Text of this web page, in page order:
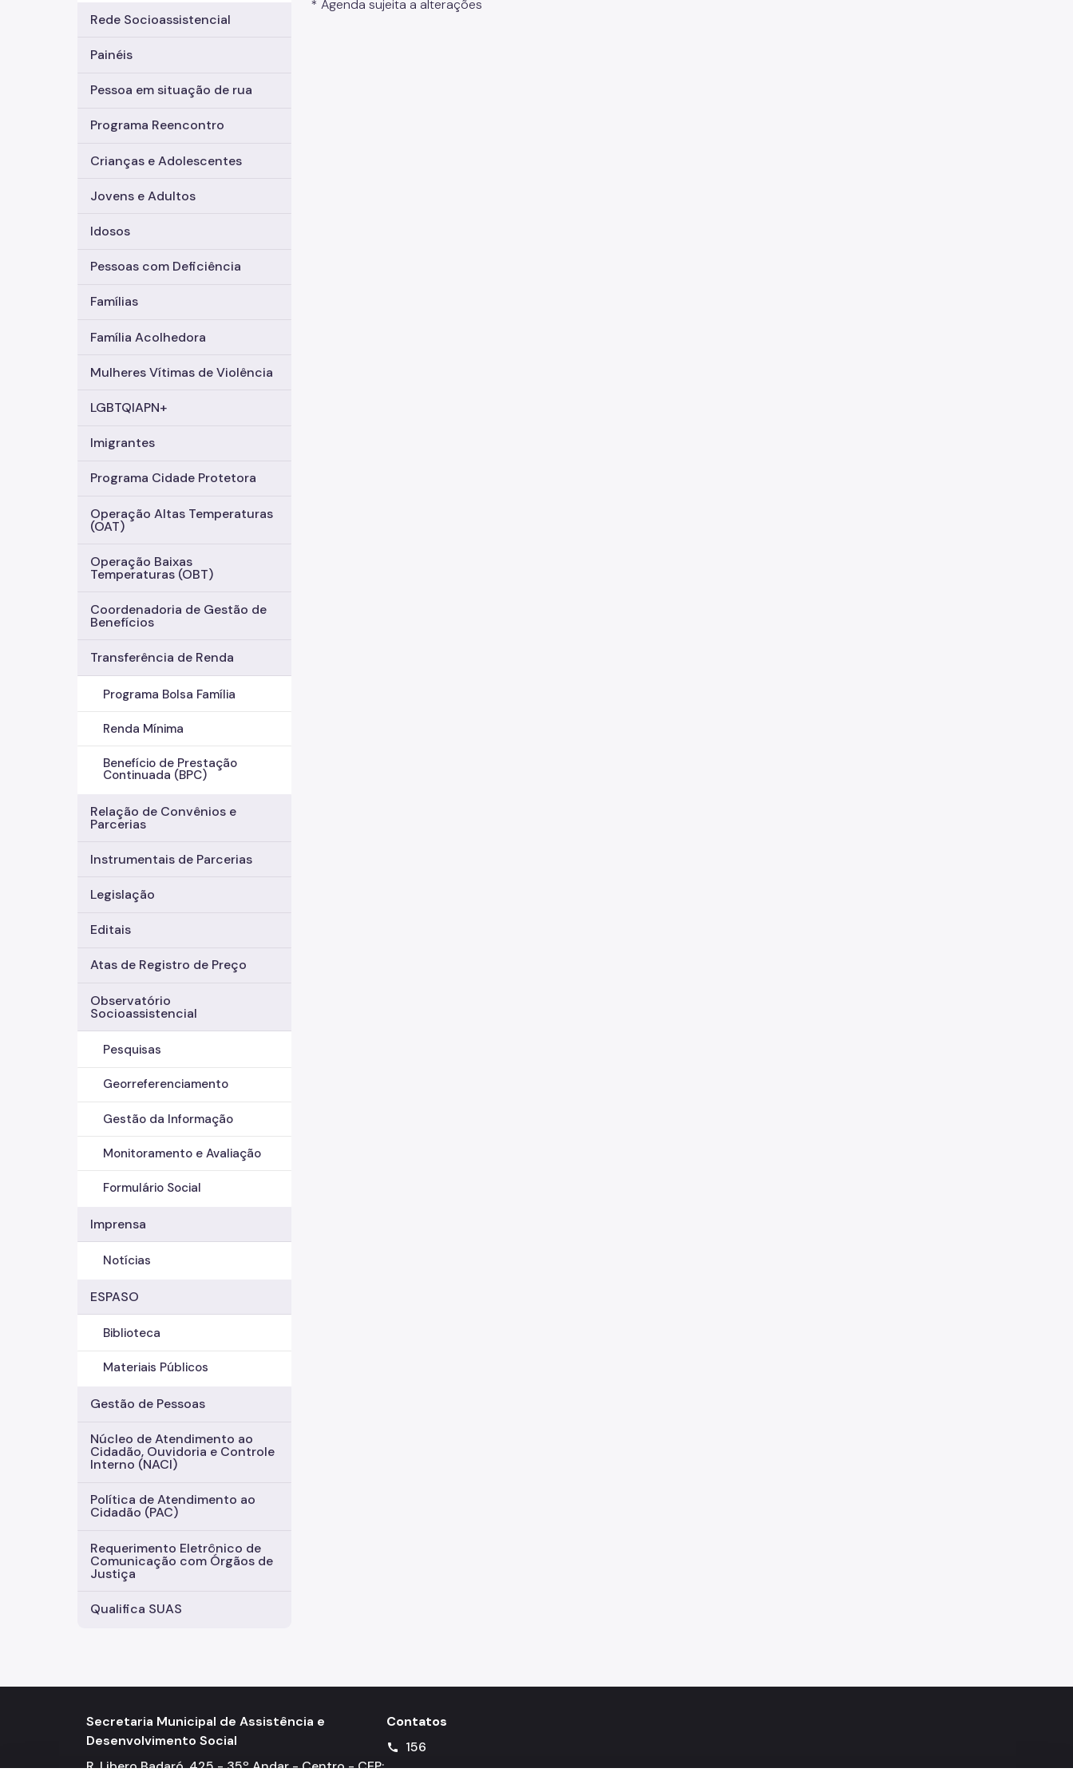
Rede Socioassistencial
Painéis
Pessoa em situação de rua
Programa Reencontro
Crianças e Adolescentes
Jovens e Adultos
Idosos
Pessoas com Deficiência
Famílias
Família Acolhedora
Mulheres Vítimas de Violência
LGBTQIAPN+
Imigrantes
Programa Cidade Protetora
Operação Altas Temperaturas
(OAT)
Operação Baixas
Temperaturas (OBT)
Coordenadoria de Gestão de
Benefícios
Transferência de Renda
Programa Bolsa Família
Renda Mínima
Benefício de Prestação
Continuada (BPC)
Relação de Convênios e
Parcerias
Instrumentais de Parcerias
Legislação
Editais
Atas de Registro de Preço
Observatório
Socioassistencial
Pesquisas
Georreferenciamento
Gestão da Informação
Monitoramento e Avaliação
Formulário Social
Imprensa
Notícias
ESPASO
Biblioteca
Materiais Públicos
Gestão de Pessoas
Núcleo de Atendimento ao
Cidadão, Ouvidoria e Controle
Interno (NACI)
Política de Atendimento ao
Cidadão (PAC)
Requerimento Eletrônico de
Comunicação com Órgãos de
Justiça
Qualifica SUAS
* Agenda sujeita a alterações
Secretaria Municipal de Assistência e
Desenvolvimento Social
R. Libero Badaró, 425 - 35º Andar - Centro - CEP:
Contatos
call 156